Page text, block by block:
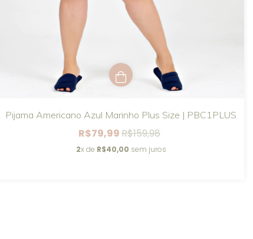
Pijama Americano Azul Marinho Plus Size | PBC1PLUS
R$79,99R$159,98
2x de R$40,00 sem juros